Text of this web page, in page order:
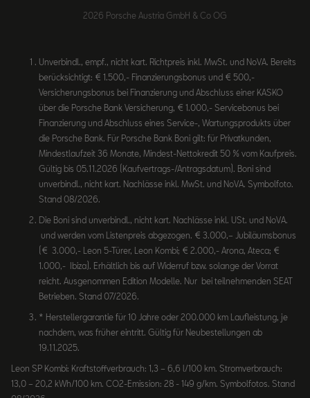
2026 Porsche Austria GmbH & Co OG
Unverbindl., empf., nicht kart. Richtpreis inkl. MwSt. und NoVA. Bereits
berücksichtigt: € 1.500,- Finanzierungsbonus und € 500,-
Versicherungsbonus bei Finanzierung und Abschluss einer KASKO
über die Porsche Bank Versicherung, € 1.000,- Servicebonus bei
Finanzierung und Abschluss eines Service-, Wartungsprodukts über
die Porsche Bank. Für Porsche Bank Boni gilt: für Privatkunden,
Mindestlaufzeit 36 Monate, Mindest-Nettokredit 50 % vom Kaufpreis.
Gültig bis 05.11.2026 (Kaufvertrags-/Antragsdatum). Boni sind
unverbindl., nicht kart. Nachlässe inkl. MwSt. und NoVA. Symbolfoto.
Stand 08/2026.
Die Boni sind unverbindl., nicht kart. Nachlässe inkl. USt. und NoVA.
und werden vom Listenpreis abgezogen. € 3.000,– Jubiläumsbonus
(€ 3.000,- Leon 5-Türer, Leon Kombi; € 2.000,- Arona, Ateca; €
1.000,- Ibiza). Erhältlich bis auf Widerruf bzw. solange der Vorrat
reicht. Ausgenommen Edition Modelle. Nur bei teilnehmenden SEAT
Betrieben. Stand 07/2026.
* Herstellergarantie für 10 Jahre oder 200.000 km Laufleistung, je
nachdem, was früher eintritt. Gültig für Neubestellungen ab
19.11.2025.
Leon SP Kombi: Kraftstoffverbrauch: 1,3 – 6,6 l/100 km. Stromverbrauch:
13,0 – 20,2 kWh/100 km. CO2-Emission: 28 - 149 g/km. Symbolfotos. Stand